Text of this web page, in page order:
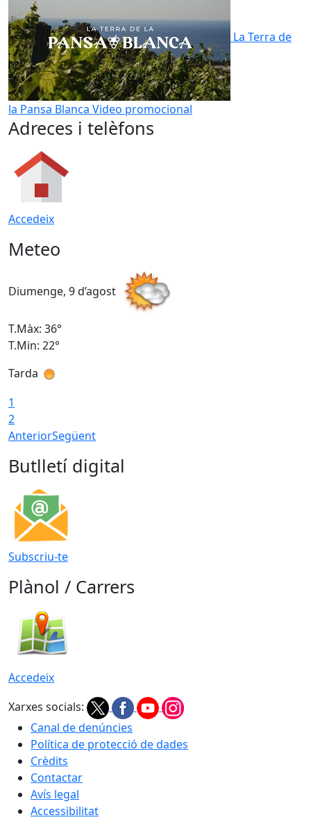
La Terra de
la Pansa Blanca Video promocional
Adreces i telèfons
Accedeix
Meteo
Diumenge, 9 d’agost
T.Màx: 36°
T.Min: 22°
Tarda
1
2
AnteriorSegüent
Butlletí digital
Subscriu-te
Plànol / Carrers
Accedeix
Xarxes socials:
Canal de denúncies
Política de protecció de dades
Crèdits
Contactar
Avís legal
Accessibilitat